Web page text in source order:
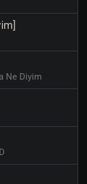
Ne Diyim